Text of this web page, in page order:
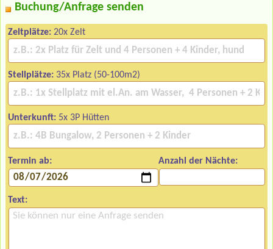
Buchung/Anfrage senden
Zeltplätze: 20x Zelt
Stellplätze: 35x Platz (50-100m2)
Unterkunft: 5x 3P Hütten
Termin ab: Anzahl der Nächte:
Text: